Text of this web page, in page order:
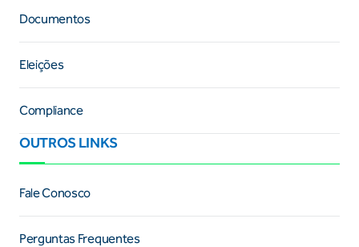
Documentos
Eleições
Compliance
OUTROS LINKS
Fale Conosco
Perguntas Frequentes